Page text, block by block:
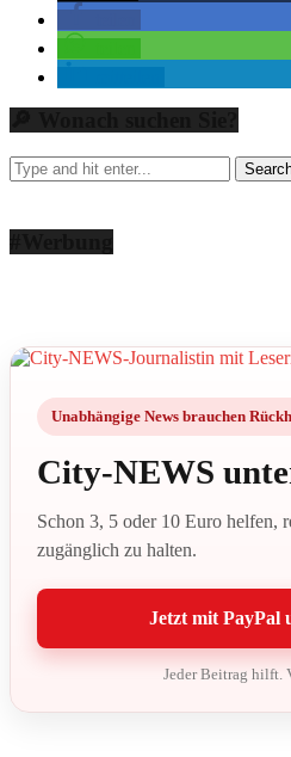
Unabhängige News brauchen
City-NEWS
Schon 3, 5 oder 10 Euro helfen,
zugänglich zu halten.
Jetzt mit PayPal
Jeder Beitrag hilft.